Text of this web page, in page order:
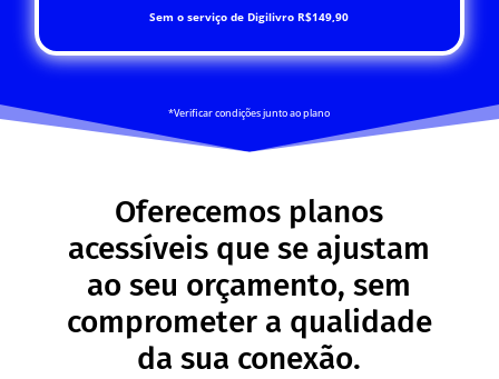
Sem o serviço de Digilivro R$149,90
*Verificar condições junto ao plano
Oferecemos planos
acessíveis que se ajustam
ao seu orçamento, sem
comprometer a qualidade
da sua conexão.